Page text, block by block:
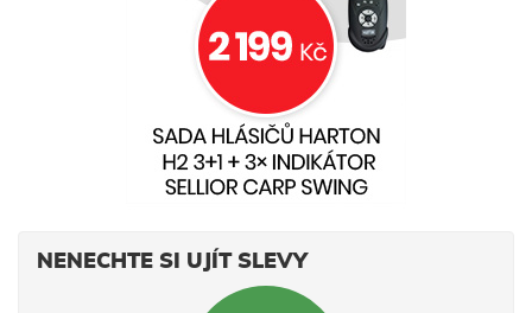
NENECHTE SI UJÍT SLEVY